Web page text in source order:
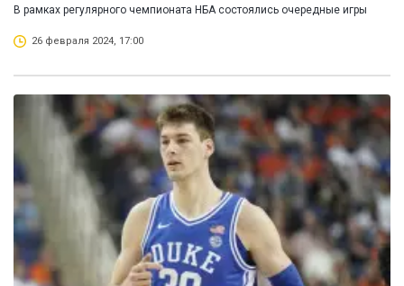
В рамках регулярного чемпионата НБА состоялись очередные игры
26 февраля 2024, 17:00